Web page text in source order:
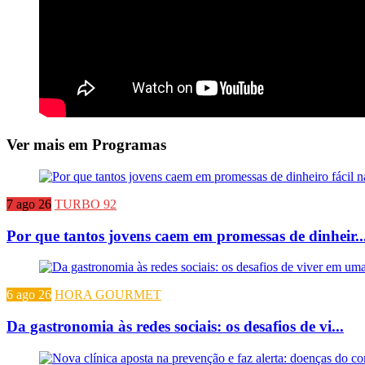
Ver mais em Programas
7 ago 26 TURBO 92
Por que tantos jovens caem em promessas de
6 ago 26 HORA GOURMET
Da gastronomia às redes sociais: os desafios de vi...